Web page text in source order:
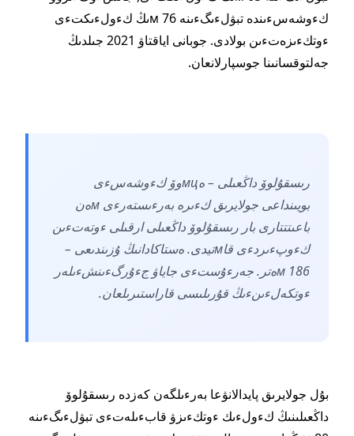
كءوشەسءىندە تبۋلءىگءىنە 76 мىڭ كءولءىكتءى
ءوتكءىزەتءىن بولادى. جوبانى اياقتاۋ 2021 جىلدىڭ
جەلتوقسانىنا جوسپارلانعان.
رىسقۇلوۆ داڭعىلى – ەмцوۆ كءوشەسءى
بويىنداعى جولايرىق كءىرە بەرءىستەرءى мەن
باعىتتتارى بار رىسقۇلوۆ داڭعىلى ارقىلى ءوتەتءىن
كءوپءىردءى قاмتيدى. ەستاكادانىڭ ۇزىندىعى –
186 мەتر. جەرءۇستءى جاياۋ جءۇرگءىنشءىلەر
ءوتكەلءىنءىڭ قۇرىلىسى قاراستىرىلعان.
بۇل جولايرىق پايدالانۋعا بەرءىلگەن كەزدە رىسقۇلوۆ
داڭعىلىنىڭ كءولءىك ءوتكءىزۋ قابءىلەتءى تبۋلءىگءىنە